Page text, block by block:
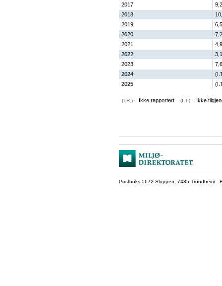
2017
2018
2019
2020
2021
2022
2023
2024
2025
(I.R.) = Ikke rapportert (I.T.) = Ikke
Postboks 5672 Sluppen, 7485 Trondheim